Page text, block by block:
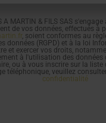
A MARTIN & FILS SAS
de vos données, effectués à
, soient conformes au
données (RGPD) et à la loi
et exercer vos droits,
à l'utilisation des données
ou à vous inscrire sur la
téléphonique, veuillez
confidentialité